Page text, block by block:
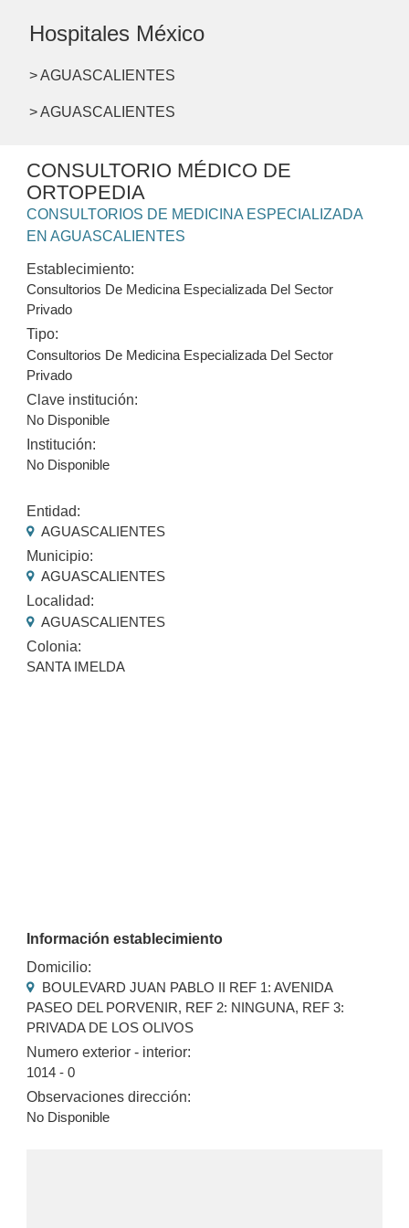
Hospitales México
> AGUASCALIENTES
> AGUASCALIENTES
CONSULTORIO MÉDICO DE
ORTOPEDIA
CONSULTORIOS DE MEDICINA ESPECIALIZADA
EN AGUASCALIENTES
Establecimiento:
Consultorios De Medicina Especializada Del Sector
Privado
Tipo:
Consultorios De Medicina Especializada Del Sector
Privado
Clave institución:
No Disponible
Institución:
No Disponible
Entidad:
AGUASCALIENTES
Municipio:
AGUASCALIENTES
Localidad:
AGUASCALIENTES
Colonia:
SANTA IMELDA
Información establecimiento
Domicilio:
BOULEVARD JUAN PABLO II REF 1: AVENIDA
PASEO DEL PORVENIR, REF 2: NINGUNA, REF 3:
PRIVADA DE LOS OLIVOS
Numero exterior - interior:
1014 - 0
Observaciones dirección:
No Disponible